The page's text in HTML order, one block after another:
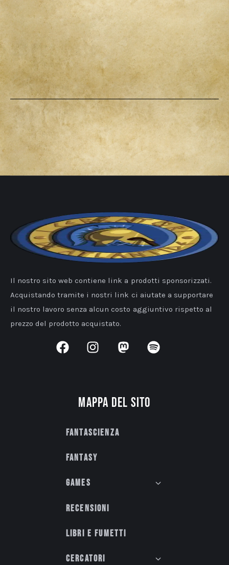
Il nostro sito web contiene link a prodotti sponsorizzati.
Acquistando tramite i nostri link ci aiutate a supportare
il nostro lavoro senza alcun costo aggiuntivo rispetto al
prezzo del prodotto acquistato.
Mappa del sito
Fantascienza
Fantasy
Games
Recensioni
Libri e fumetti
Cercatori